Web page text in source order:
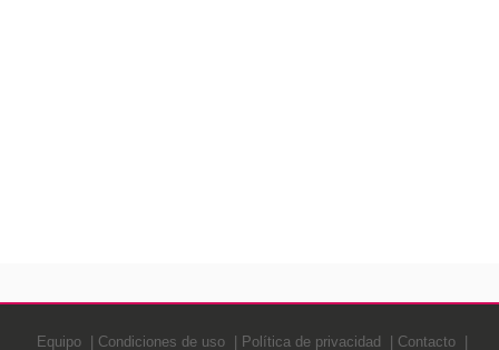
Equipo Condiciones de uso Política de privacidad Contacto